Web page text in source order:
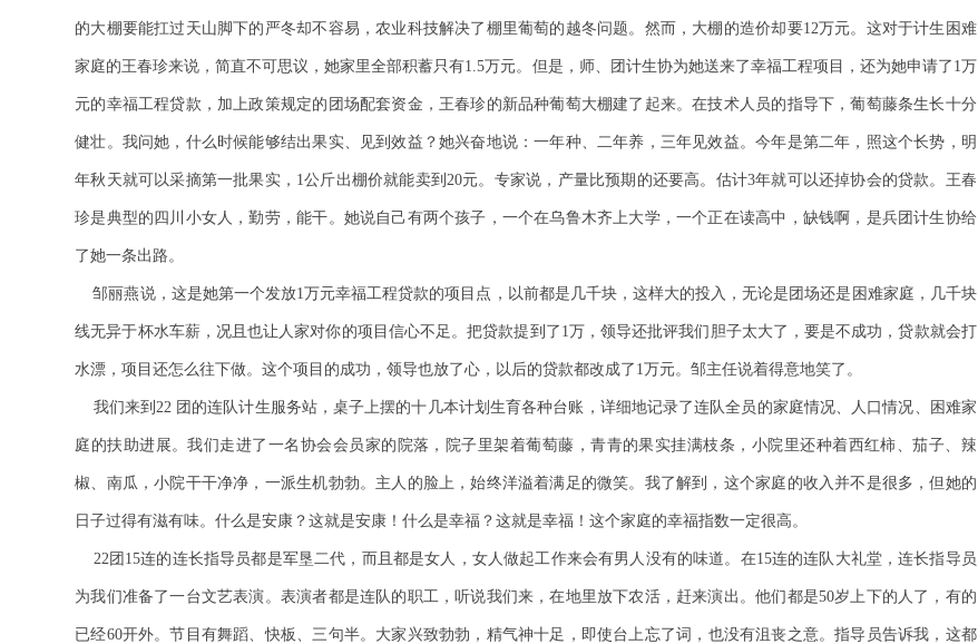
的大棚要能扛过天山脚下的严冬却不容易，农业科技解决了棚里葡萄的越冬问题。然而，大棚的造价却要12万元。这对于计生困难
家庭的王春珍来说，简直不可思议，她家里全部积蓄只有1.5万元。但是，师、团计生协为她送来了幸福工程项目，还为她申请了1万
元的幸福工程贷款，加上政策规定的团场配套资金，王春珍的新品种葡萄大棚建了起来。在技术人员的指导下，葡萄藤条生长十分
健壮。我问她，什么时候能够结出果实、见到效益？她兴奋地说：一年种、二年养，三年见效益。今年是第二年，照这个长势，明
年秋天就可以采摘第一批果实，1公斤出棚价就能卖到20元。专家说，产量比预期的还要高。估计3年就可以还掉协会的贷款。王春
珍是典型的四川小女人，勤劳，能干。她说自己有两个孩子，一个在乌鲁木齐上大学，一个正在读高中，缺钱啊，是兵团计生协给
了她一条出路。
邹丽燕说，这是她第一个发放1万元幸福工程贷款的项目点，以前都是几千块，这样大的投入，无论是团场还是困难家庭，几千块
线无异于杯水车薪，况且也让人家对你的项目信心不足。把贷款提到了1万，领导还批评我们胆子太大了，要是不成功，贷款就会打
水漂，项目还怎么往下做。这个项目的成功，领导也放了心，以后的贷款都改成了1万元。邹主任说着得意地笑了。
我们来到22 团的连队计生服务站，桌子上摆的十几本计划生育各种台账，详细地记录了连队全员的家庭情况、人口情况、困难家
庭的扶助进展。我们走进了一名协会会员家的院落，院子里架着葡萄藤，青青的果实挂满枝条，小院里还种着西红柿、茄子、辣
椒、南瓜，小院干干净净，一派生机勃勃。主人的脸上，始终洋溢着满足的微笑。我了解到，这个家庭的收入并不是很多，但她的
日子过得有滋有味。什么是安康？这就是安康！什么是幸福？这就是幸福！这个家庭的幸福指数一定很高。
22团15连的连长指导员都是军垦二代，而且都是女人，女人做起工作来会有男人没有的味道。在15连的连队大礼堂，连长指导员
为我们准备了一台文艺表演。表演者都是连队的职工，听说我们来，在地里放下农活，赶来演出。他们都是50岁上下的人了，有的
已经60开外。节目有舞蹈、快板、三句半。大家兴致勃勃，精气神十足，即使台上忘了词， 也没有沮丧之意。指导员告诉我，这都